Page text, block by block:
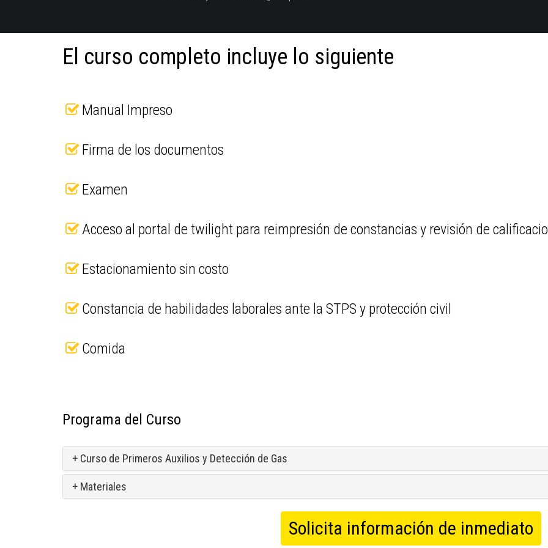
El curso completo incluye lo siguiente
Manual Impreso
Firma de los documentos
Examen
Acceso al portal de twilight para reimpresión de constancias y revisión de
Estacionamiento sin costo
Constancia de habilidades laborales ante la STPS y protección civil
Comida
Programa del Curso
+ Curso de Primeros Auxilios y Detección de Gas
+ Materiales
Solicita información de inmediato